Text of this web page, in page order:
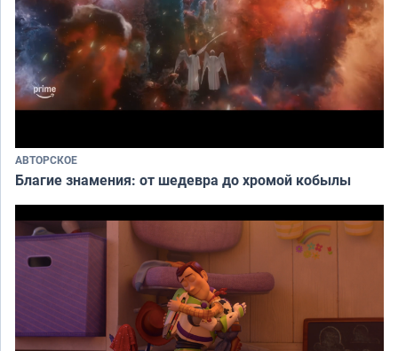
АВТОРСКОЕ
Благие знамения: от шедевра до хромой кобылы